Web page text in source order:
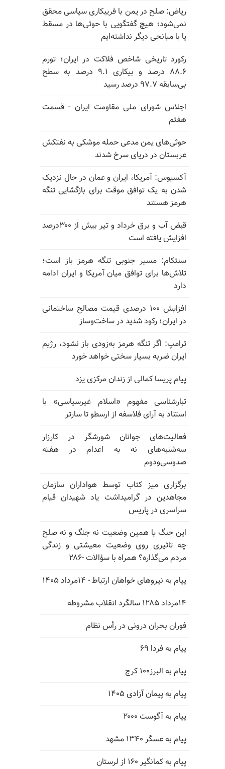
ریاض: صلح در یمن با فریبکاری سیاسی محقق
نمی‌شود؛ هیچ گفتگویی با حوثی‌ها در مسقط
یا با میانجی دیگر نداشته‌ایم
رکورد تاریخی شاخص فلاکت در ایران؛ تورم
۸۸.۶ درصد و بیکاری ۹.۱ درصد به سطح
بی‌سابقه ۹۷.۷ درصد رسید
اجلاس شورای ملی مقاومت ایران - قسمت
هفتم
حوثی‌های یمن مدعی حمله موشکی به نفتکش
عربستان در دریای سرخ شدند
آکسیوس: آمریکا، ایران و عمان در حال نزدیک
شدن به یک توافق موقت برای بازگشایی تنگه
هرمز هستند
قبض آب و برق خرداد و تیر بیش از ۳۰۰درصد
افزایش یافته است
سنتکام: مسیر جنوبی تنگه هرمز باز است؛
تلاش‌ها برای توافق میان آمریکا و ایران ادامه
دارد
افزایش ۱۰۰ درصدی قیمت مصالح ساختمانی
در ایران؛ رکود شدید در ساخت‌وساز
ترامپ: اگر تنگه هرمز به‌زودی باز نشود، رژیم
ایران ضربه بسیار سختی خواهد خورد
پیام پریسا کمالی از زندان مرکزی یزد
تبارشناسی مفهوم «اسلام غیرسیاسی» با
استناد به آرای فلاسفه از ارسطو تا سارتر
فعالیت‌های جوانان شورشگر در کارزار
سه‌شنبه‌های نه به اعدام در هفته
صدوسی‌و‌دوم
برگزاری میز کتاب توسط هواداران سازمان
مجاهدین در گرامیداشت یاد شهیدان قیام
سراسری در پاریس
این جنگ یا همین وضعیت نه جنگ و نه صلح
چه تاثیری روی وضعیت معیشتی و زندگی
مردم می‌گذاره؟ همراه با سؤالات -۲۸۶
پیام به نیروهای خواهان ارتباط - ۱۴مرداد ۱۴۰۵
۱۴مرداد ۱۲۸۵ سالگرد انقلاب مشروطه
فوران بحران درونی در رأس نظام
پیام به فردا ۶۹
پیام به البرز۱۰۰ کرج
پیام به پیمان آزادی ۱۴۰۵
پیام به آگوست ۲۰۰۰
پیام به عسگر ۱۳۴۰ مشهد
پیام به کمانگیر ۱۶۰ از لرستان